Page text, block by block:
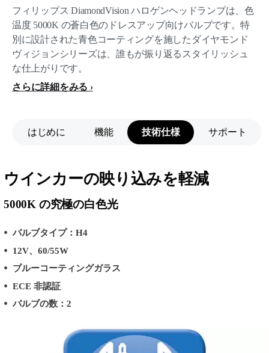
フィリップス DiamondVision ハロゲンヘッドランプは、色
温度 5000K の蒼白色のドレスアップ向けバルブです。特
別に設計された青色コーティングを施したダイヤモンド
ヴィジョンシリーズは、誰もが振り返るスタイリッシュ
な仕上がりです。
さらに詳細をみる
はじめに 機能 技術仕様 サポート
ウインカーの映り込みを軽減
5000K の究極の白色光
バルブタイプ：H4
12V、60/55W
ブルーコーティングガラス
ECE 非認証
バルブの数：2